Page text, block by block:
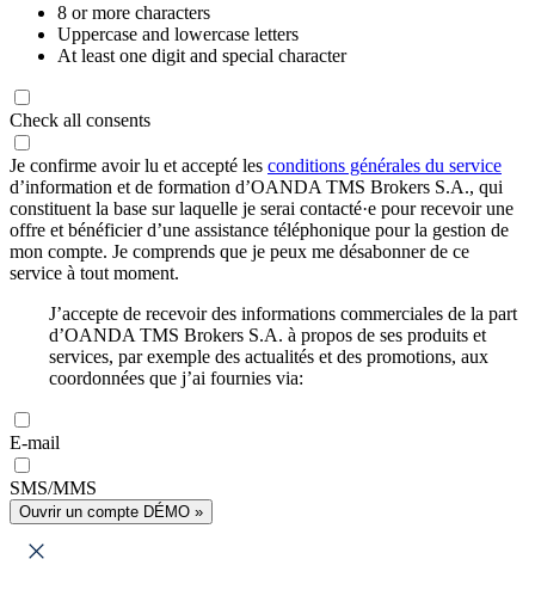
8 or more characters
Uppercase and lowercase letters
At least one digit and special character
Check all consents
Je confirme avoir lu et accepté les conditions générales du service
d’information et de formation d’OANDA TMS Brokers S.A., qui
constituent la base sur laquelle je serai contacté·e pour recevoir une
offre et bénéficier d’une assistance téléphonique pour la gestion de
mon compte. Je comprends que je peux me désabonner de ce
service à tout moment.
J’accepte de recevoir des informations commerciales de la part
d’OANDA TMS Brokers S.A. à propos de ses produits et
services, par exemple des actualités et des promotions, aux
coordonnées que j’ai fournies via:
E-mail
SMS/MMS
Ouvrir un compte DÉMO »